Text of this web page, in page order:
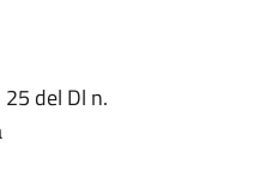
del Dl n.